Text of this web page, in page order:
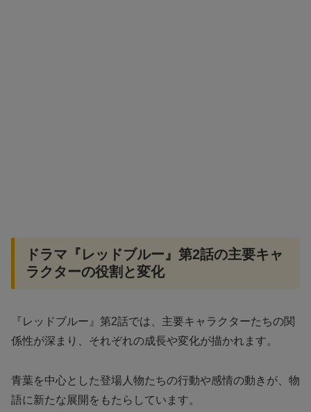
ドラマ『レッドブルー』第2話の主要キャ
ラクターの役割と変化
『レッドブルー』第2話では、主要キャラクターたちの関
係性が深まり、それぞれの成長や変化が描かれます。
青葉を中心とした登場人物たちの行動や感情の動きが、物
語に新たな展開をもたらしています。